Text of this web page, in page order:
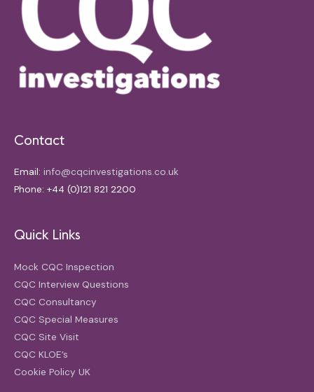
Contact
Email: info@cqcinvestigations.co.uk
Phone: +44 (0)121 821 2200
Quick Links
Mock CQC Inspection
CQC Interview Questions
CQC Consultancy
CQC Special Measures
CQC Site Visit
CQC KLOE’s
Cookie Policy UK